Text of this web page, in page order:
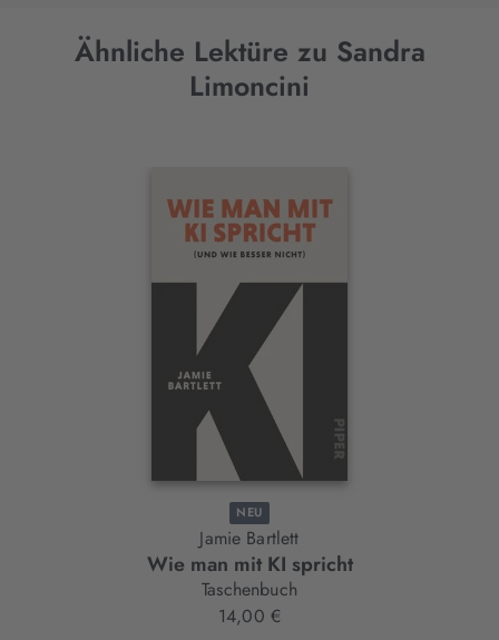
Ähnliche Lektüre zu Sandra
Limoncini
NEU
Jamie Bartlett
Wie man mit KI spricht
Taschenbuch
14,00 €